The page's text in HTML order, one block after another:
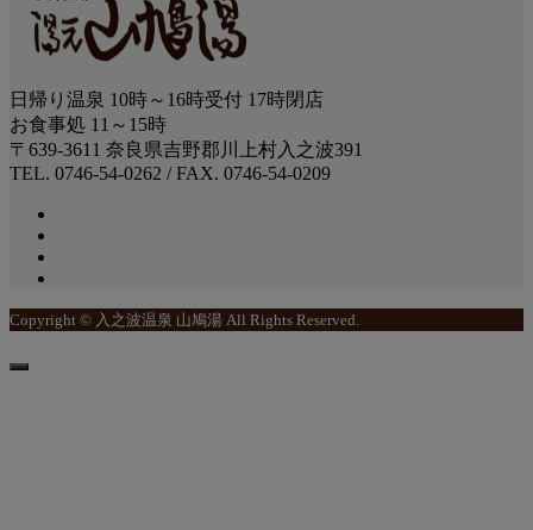
日帰り温泉 10時～16時受付 17時閉店
お食事処 11～15時
〒639-3611 奈良県吉野郡川上村入之波391
TEL. 0746-54-0262 / FAX. 0746-54-0209
Copyright © 入之波温泉 山鳩湯 All Rights Reserved.